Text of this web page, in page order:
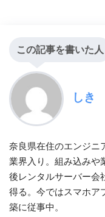
この記事を書いた人
しき
奈良県在住のエンジニ
業界入り。組み込みや
後レンタルサーバー会
得る。今ではスマホア
築に従事中。